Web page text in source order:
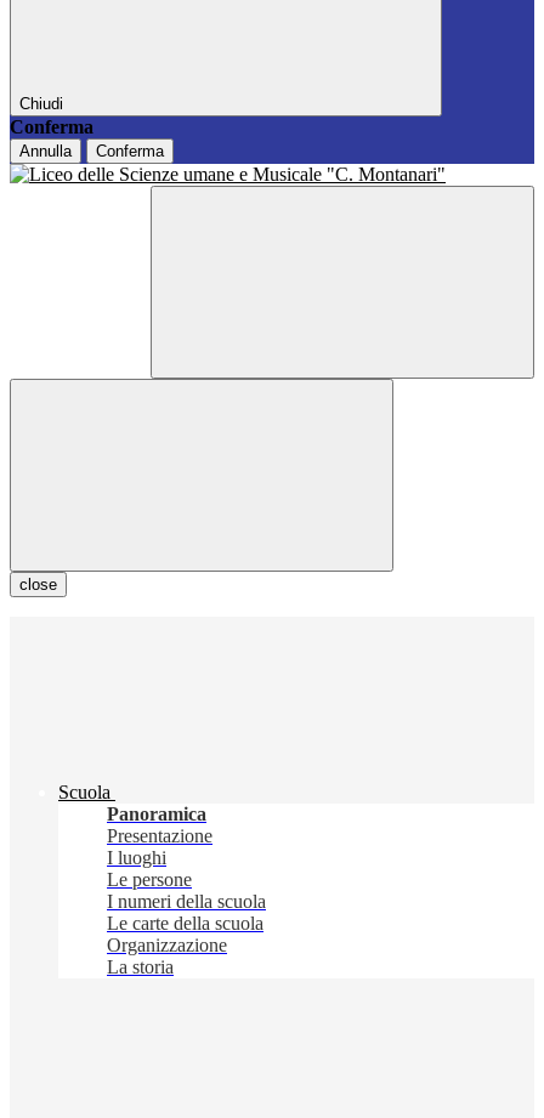
Chiudi
Conferma
Annulla Conferma
close
Scuola
Panoramica
Presentazione
I luoghi
Le persone
I numeri della scuola
Le carte della scuola
Organizzazione
La storia